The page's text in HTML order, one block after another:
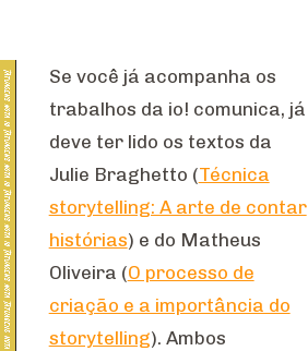
Se você já acompanha os
trabalhos da io! comunica, já
deve ter lido os textos da
Julie Braghetto (Técnica
storytelling: A arte de contar
histórias) e do Matheus
Oliveira (O processo de
criação e a importância do
storytelling). Ambos